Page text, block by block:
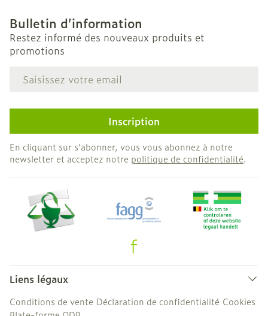
Bulletin d’information
Restez informé des nouveaux produits et
promotions
Adresse mail
Inscription
En cliquant sur s'abonner, vous vous abonnez à notre
newsletter et acceptez notre politique de confidentialité.
Liens légaux
Conditions de vente Déclaration de confidentialité Cookies